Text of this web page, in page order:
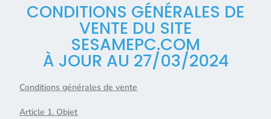
CONDITIONS GÉNÉRALES DE
VENTE DU SITE
SESAMEPC.COM
À JOUR AU 27/03/2024
Conditions générales de vente
Article 1. Objet